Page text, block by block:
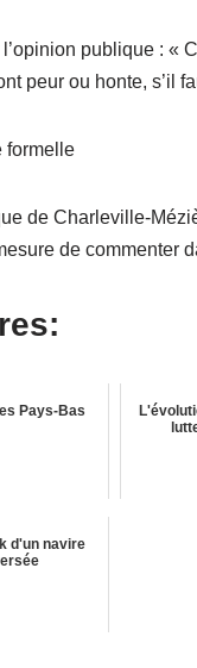
publique : «
peur ou honte, s’il
formelle
de Charleville-
de commenter
Pays-Bas
d'un navire